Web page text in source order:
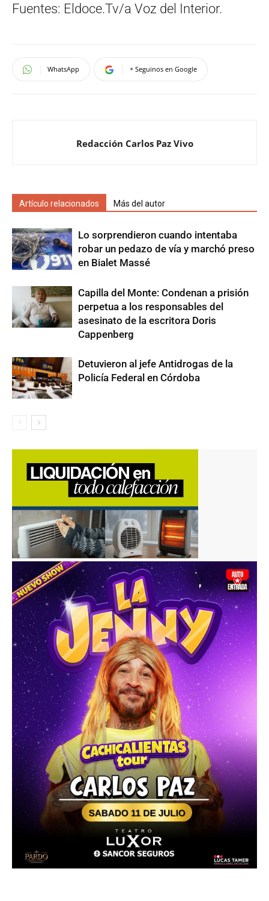
Fuentes: Eldoce.Tv/a Voz del Interior.
WhatsApp + Seguinos en Google
Redacción Carlos Paz Vivo
Artículo relacionados Más del autor
Lo sorprendieron cuando intentaba
robar un pedazo de vía y marchó preso
en Bialet Massé
Capilla del Monte: Condenan a prisión
perpetua a los responsables del
asesinato de la escritora Doris
Cappenberg
Detuvieron al jefe Antidrogas de la
Policía Federal en Córdoba